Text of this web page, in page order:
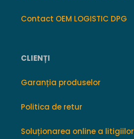
Contact OEM LOGISTIC DPG
CLIENȚI
Garanția produselor
Politica de retur
Soluționarea online a litigiilor